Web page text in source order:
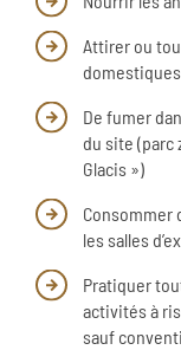
Attirer ou
De fumer
du site (parc
Glacis »)
Consommer
les salles
Pratiquer
activités à
sauf